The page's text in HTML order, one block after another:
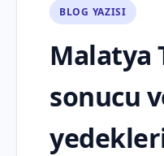
BLOG YAZISI
Malatya
sonucu